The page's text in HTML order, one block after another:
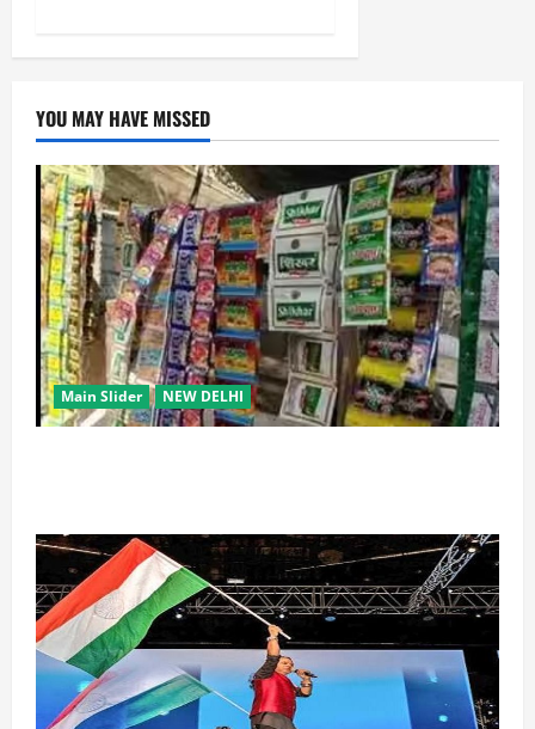
YOU MAY HAVE MISSED
Main Slider NEW DELHI